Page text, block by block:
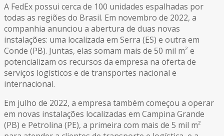
A FedEx possui cerca de 100 unidades espalhadas por
todas as regiões do Brasil. Em novembro de 2022, a
companhia anunciou a abertura de duas novas
instalações: uma localizada em Serra (ES) e outra em
Conde (PB). Juntas, elas somam mais de 50 mil m² e
potencializam os recursos da empresa na oferta de
serviços logísticos e de transportes nacional e
internacional.
Em julho de 2022, a empresa também começou a operar
em novas instalações localizadas em Campina Grande
(PB) e Petrolina (PE), a primeira com mais de 5 mil m²